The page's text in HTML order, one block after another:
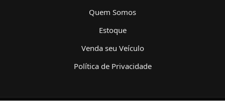
Quem Somos
Estoque
Venda seu Veículo
Política de Privacidade